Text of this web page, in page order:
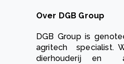
Over DGB Group
DGB Group is
agritech specialist.
dierhouderij en